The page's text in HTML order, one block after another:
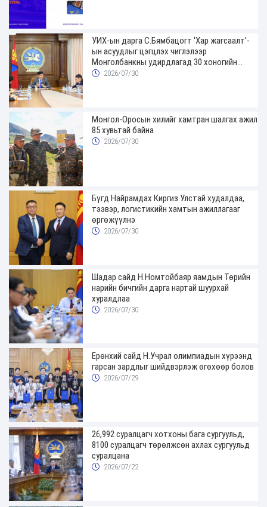
УИХ-ын дарга С.Бямбацогт 'Хар жагсаалт'-
ын асуудлыг цэгцлэх чиглэлээр
Монголбанкны удирдлагад 30 хоногийн
хугацаатай үүрэг өглөө
2026/07/30
Монгол-Оросын хилийг хамтран шалгах ажил
85 хувьтай байна
2026/07/30
Бүгд Найрамдах Киргиз Улстай худалдаа,
тээвэр, логистикийн хамтын ажиллагааг
өргөжүүлнэ
2026/07/30
Шадар сайд Н.Номтойбаяр яамдын Төрийн
нарийн бичгийн дарга нартай шуурхай
хуралдлаа
2026/07/30
Ерөнхий сайд Н.Учрал олимпиадын хүрээнд
гарсан зардлыг шийдвэрлэж өгөхөөр болов
2026/07/29
26,992 суралцагч хотхоны бага сургуульд,
8100 суралцагч төрөлжсөн ахлах сургуульд
суралцана
2026/07/22